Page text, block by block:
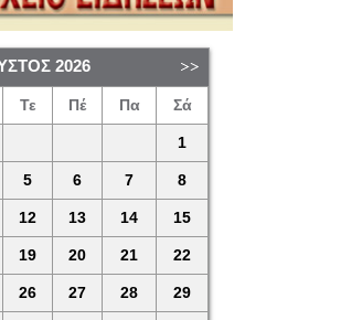
2026
Τε Πέ Πα Σά
1
5 6 7 8
12 13 14 15
19 20 21 22
26 27 28 29